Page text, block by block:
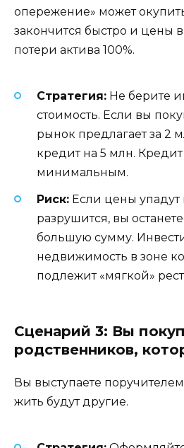
опережение» может
закончится быстро и цены
потери актива 100%.
Стратегия: Не берите
стоимость. Если вы
рынок предлагает за 2
кредит на 5 млн.
минимальным.
Риск: Если цены
разрушится, вы
большую сумму.
недвижимость в зоне
подлежит «мягкой»
Сценарий 3: Вы
родственников,
Вы выступаете
жить будут другие.